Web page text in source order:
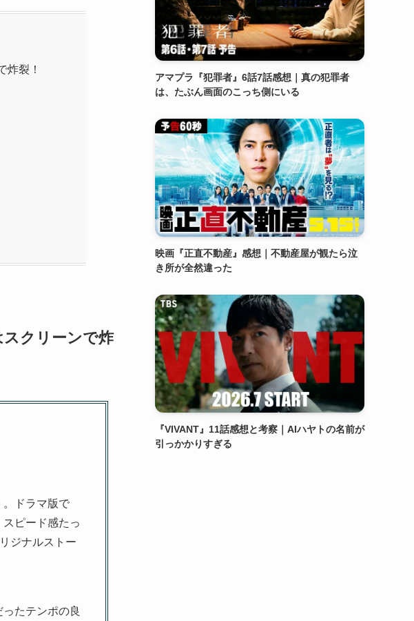
炸裂！
クリーンで炸
。ドラマ版で
ピード感たっ
ジナルストー
たテンポの良
アマプラ『犯罪者』6話7話感想｜真の犯罪者
は、たぶん画面のこっち側にいる
映画『正直不動産』感想｜不動産屋が観たら泣
き所が全然違った
『VIVANT』11話感想と考察｜AIハヤトの名前が
引っかかりすぎる